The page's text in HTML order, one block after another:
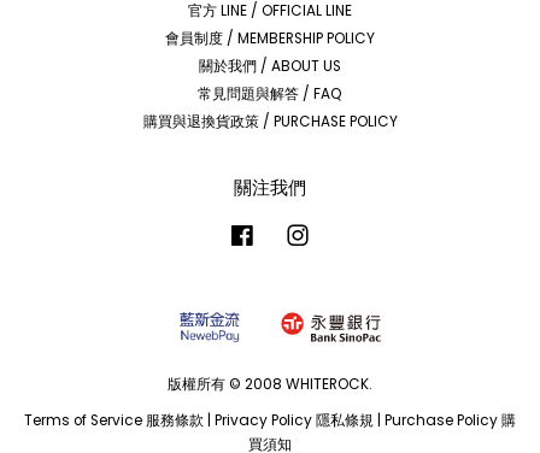
官方 LINE / OFFICIAL LINE
會員制度 / MEMBERSHIP POLICY
關於我們 / ABOUT US
常見問題與解答 / FAQ
購買與退換貨政策 / PURCHASE POLICY
關注我們
Facebook
版權所有 © 2008 WHITEROCK.
Terms of Service 服務條款
Privacy Policy 隱私條規 Purchase Policy 購
買須知